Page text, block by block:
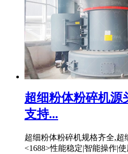
超细粉体粉碎机源
支持...
超细粉体粉碎机规格齐全,超
<1688>性能稳定|智能操作|